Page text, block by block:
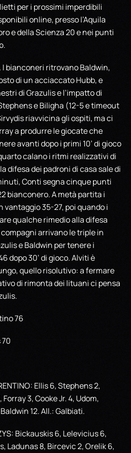
per i prossimi imperdibili
online, presso l’Aquila
e della Scienza 20 e nei punti
bianconeri ritrovano Baldwin,
di un acciaccato Hubb, e
di Grazulis e l’impatto di
e Biligha (12-5 e timeout
riavvicina gli ospiti, ma ci
a produrre le giocate che
avanti dopo i primi 10’ di gioco
calano i ritmi realizzativi di
difesa dei padroni di casa sale di
Conti segna cinque punti
bianconero. A metà partita i
vantaggio 35-27, poi quando i
qualche rimedio alla difesa
arrivano le triple in
e Baldwin per tenere i
dopo 30’ di gioco. Alviti è
quello risolutivo: a fermare
di rimonta dei lituani ci pensa
76
Ellis 6, Stephens 2,
3, Cooke Jr. 4, Udom,
12. All.: Galbiati.
Bickauskis 6, Lelevicius 6,
Ladunas 8, Bircevic 2, Orelik 6,